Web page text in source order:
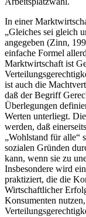
In einer
„Gleiches sei gleich
angegeben (Zinn,
einfache Formel
Marktwirtschaft ist
ist auch die
daß der Begriff
Überlegungen
Werten unterliegt.
werden, daß
„Wohlstand für alle“
sozialen Gründen
kann, wenn sie zu
Insbesondere wird
praktiziert, die die
Wirtschaftlicher
Konsumenten